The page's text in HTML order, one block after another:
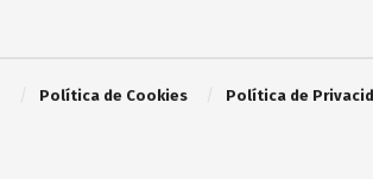
Política de Cookies Política de